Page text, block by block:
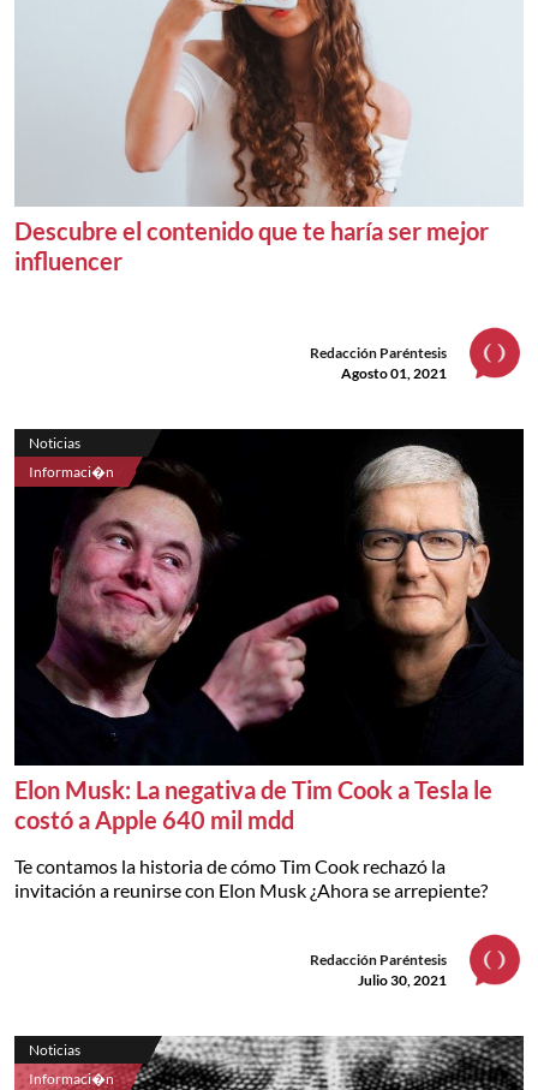
Descubre el contenido que te haría ser mejor
influencer
Redacción Paréntesis
Agosto 01, 2021
Noticias
Informaci�n
Elon Musk: La negativa de Tim Cook a Tesla le
costó a Apple 640 mil mdd
Te contamos la historia de cómo Tim Cook rechazó la
invitación a reunirse con Elon Musk ¿Ahora se arrepiente?
Redacción Paréntesis
Julio 30, 2021
Noticias
Informaci�n